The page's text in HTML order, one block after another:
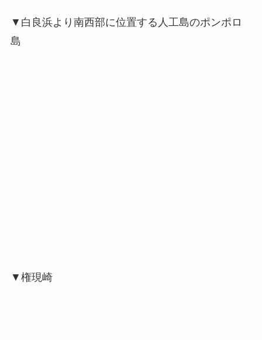
▼白良浜より南西部に位置する人工島のポンポロ
島
▼権現崎